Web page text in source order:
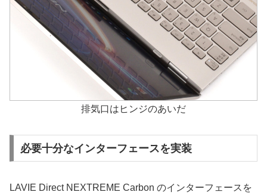
排気口はヒンジのあいだ
必要十分なインターフェースを実装
LAVIE Direct NEXTREME Carbon のインターフェースを